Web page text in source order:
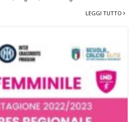
LEGGI TUTTO